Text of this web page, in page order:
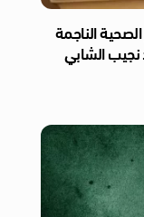
الناجمة
الشابي